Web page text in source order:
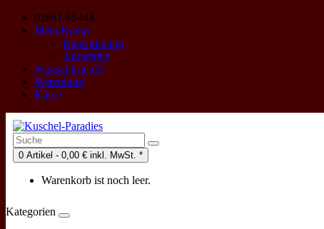
02861 65444
Mein Konto
Registrierung
Anmelden
Wunschliste (0)
Warenkorb
Kasse
0 Artikel - 0,00 € inkl. MwSt. *
Warenkorb ist noch leer.
Kategorien